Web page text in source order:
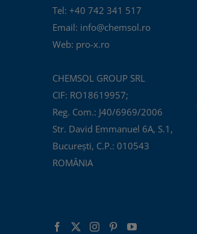
Tel: +40 742 341 517
Email: info@chemsol.ro
Web: pro-x.ro
CHEMSOL GROUP SRL
CIF: RO18619957;
Reg. Com.: J40/6969/2006
Str. David Emmanuel 6A, S.1,
București, C.P.: 010543
ROMÂNIA